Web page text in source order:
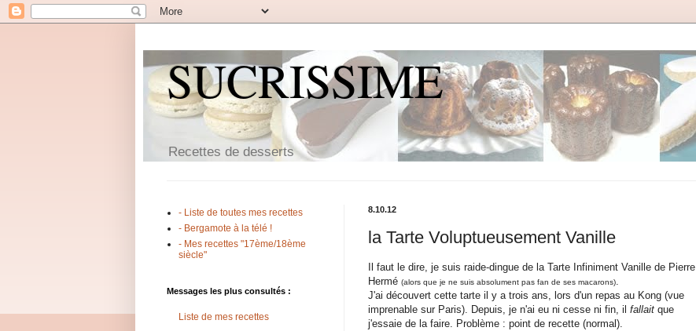
SUCRISSIME
Recettes de desserts
8.10.12
la Tarte Voluptueusement Vanille
Il faut le dire, je suis raide-dingue de la Tarte Infiniment Vanille de Pierre
Hermé (alors que je ne suis absolument pas fan de ses macarons).
J'ai découvert cette tarte il y a trois ans, lors d'un repas au Kong (vue
imprenable sur Paris). Depuis, je n'ai eu ni cesse ni fin, il fallait que
j'essaie de la faire. Problème : point de recette (normal).
- Liste de toutes mes recettes
- Bergamote à la télé !
- Mes recettes "17ème/18ème
siècle"
Messages les plus consultés :
Liste de mes recettes